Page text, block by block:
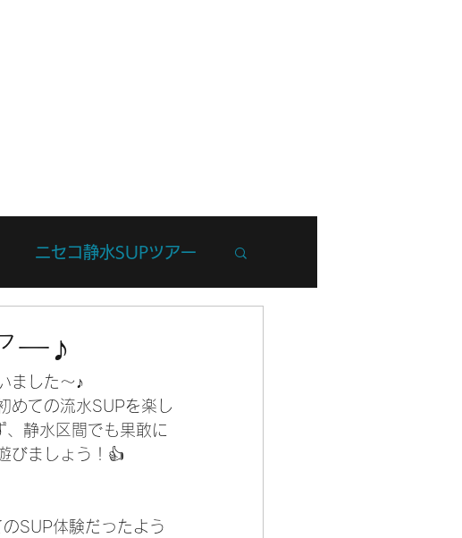
ニセコ静水SUPツアー
ー♪
ました～♪
めての流水SUPを楽し
静水区間でも果敢に
びましょう！👍
SUP体験だったよう